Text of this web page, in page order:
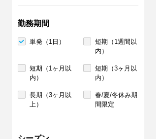
勤務期間
単発（1日）
短期（1週間以
内）
短期（1ヶ月以
内）
短期（3ヶ月以
内）
長期（3ヶ月以
上）
春/夏/冬休み期
間限定